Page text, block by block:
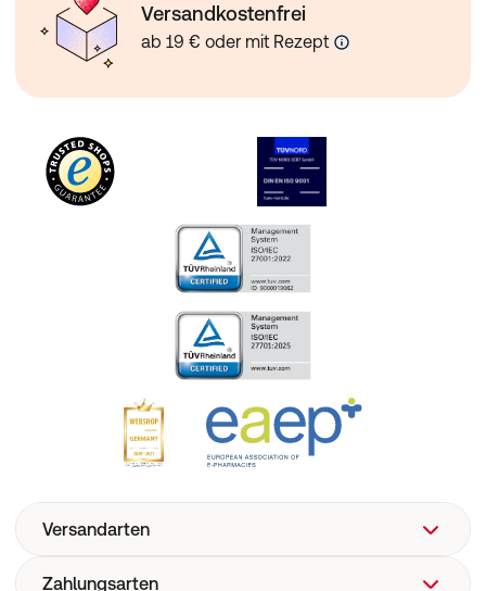
Versandkostenfrei
ab 19 € oder mit Rezept
Versandarten
Zahlungsarten